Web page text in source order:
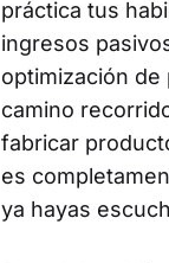
práctica tus
ingresos
optimización de
camino
fabricar
es
ya hayas